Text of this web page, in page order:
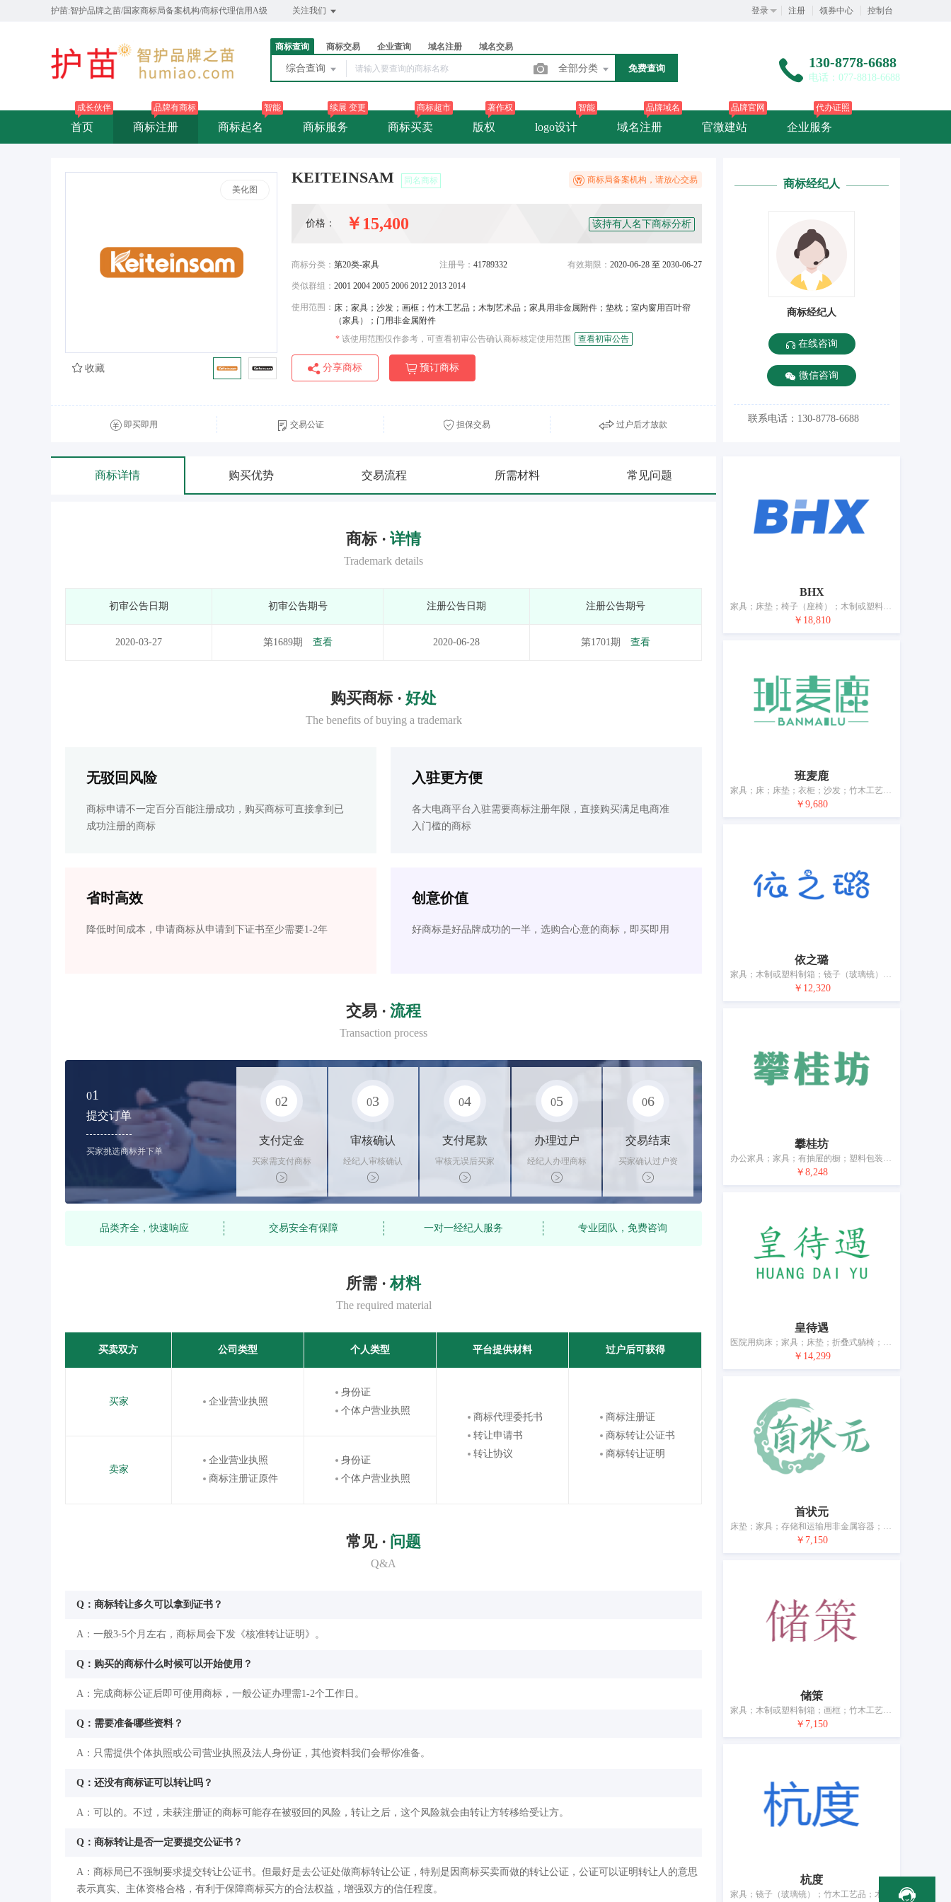
护苗:智护品牌之苗/国家商标局备案机构/商标代理信用A级 关注我们 登录 注册 领券中心 控制台
商标查询 商标交易 企业查询 域名注册 域名交易
综合查询 全部分类 免费查询 130-8778-6688
电话：077-8818-6688
首页
成长伙伴
商标注册
品牌有商标
商标起名
智能
商标服务
续展 变更
商标买卖
商标超市
版权
著作权
logo设计
智能
域名注册
品牌域名
官微建站
品牌官网
企业服务
代办证照
美化图
KEITEINSAM 同名商标 商标局备案机构，请放心交易
价格： ￥15,400 该持有人名下商标分析
商标分类： 第20类-家具 注册号： 41789332 有效期限： 2020-06-28 至 2030-06-27
类似群组： 2001 2004 2005 2006 2012 2013 2014
使用范围： 床；家具；沙发；画框；竹木工艺品；木制艺术品；家具用非金属附件；垫枕；室内窗用百叶帘
（家具）；门用非金属附件
* 该使用范围仅作参考，可查看初审公告确认商标核定使用范围 查看初审公告
分享商标 预订商标
收藏
即买即用 交易公证 担保交易 过户后才放款
商标详情 购买优势 交易流程 所需材料 常见问题
商标 · 详情
Trademark details
初审公告日期 初审公告期号 注册公告日期 注册公告期号
2020-03-27 第1689期 查看 2020-06-28 第1701期 查看
购买商标 · 好处
The benefits of buying a trademark
无驳回风险
商标申请不一定百分百能注册成功，购买商标可直接拿到已
成功注册的商标
入驻更方便
各大电商平台入驻需要商标注册年限，直接购买满足电商准
入门槛的商标
省时高效
降低时间成本，申请商标从申请到下证书至少需要1-2年
创意价值
好商标是好品牌成功的一半，选购合心意的商标，即买即用
交易 · 流程
Transaction process
01
提交订单
买家挑选商标并下单
02
支付定金
买家需支付商标
标价的10%的购
买订金
03
审核确认
经纪人审核确认
商标状态
04
支付尾款
审核无误后买家
支付尾款，卖家
办理相关手续
05
办理过户
经纪人办理商标
转让手续，交付
相关证书
06
交易结束
买家确认过户资
料后，平台解冻
资金支付卖家
品类齐全，快速响应 交易安全有保障 一对一经纪人服务 专业团队，免费咨询
所需 · 材料
The required material
买卖双方 公司类型 个人类型 平台提供材料 过户后可获得
买家 企业营业执照
身份证
个体户营业执照
商标代理委托书
转让申请书
转让协议
商标注册证
商标转让公证书
商标转让证明
卖家
企业营业执照
商标注册证原件
身份证
个体户营业执照
常见 · 问题
Q&A
Q：商标转让多久可以拿到证书？
A：一般3-5个月左右，商标局会下发《核准转让证明》。
Q：购买的商标什么时候可以开始使用？
A：完成商标公证后即可使用商标，一般公证办理需1-2个工作日。
Q：需要准备哪些资料？
A：只需提供个体执照或公司营业执照及法人身份证，其他资料我们会帮你准备。
Q：还没有商标证可以转让吗？
A：可以的。不过，未获注册证的商标可能存在被驳回的风险，转让之后，这个风险就会由转让方转移给受让方。
Q：商标转让是否一定要提交公证书？
A：商标局已不强制要求提交转让公证书。但最好是去公证处做商标转让公证，特别是因商标买卖而做的转让公证，公证可以证明转让人的意思
表示真实、主体资格合格，有利于保障商标买方的合法权益，增强双方的信任程度。
商标经纪人
商标经纪人
在线咨询
微信咨询
联系电话：130-8778-6688
BHX
家具；床垫；椅子（座椅）；木制或塑料制箱；画框；竹木工艺品；木、蜡、石膏或塑料制艺术品；不发光非金属门牌；家养宠物窝；野营用睡垫
￥18,810
班麦鹿
家具；床；床垫；衣柜；沙发；竹木工艺品；树脂工艺品；枕头；软垫；室内窗用遮光帘（家具）
￥9,680
依之璐
家具；木制或塑料制箱；镜子（玻璃镜）；藤；漆器工艺品；展示板；家养宠物窝；家具门；软垫；门用非金属附件
￥12,320
攀桂坊
办公家具；家具；有抽屉的橱；塑料包装容器；竹木工艺品；竹编制品（不包括帽、席、垫）；未加工或半加工角、牙、介制品；家具用非金属附件；垫枕；窗用非金属附件
￥8,248
皇待遇
医院用病床；家具；床垫；折叠式躺椅；按摩用床；沙发；药柜；磁疗枕；野营用睡垫；颈枕
￥14,299
首状元
床垫；家具；存储和运输用非金属容器；镜子（玻璃镜）；竹木工艺品；木、蜡、石膏或塑料制艺术品；展示板；家具用非金属附件；软垫；室内窗用遮光帘（家具）
￥7,150
储策
家具；木制或塑料制箱；画框；竹木工艺品；木、蜡、石膏或塑料制艺术品；树脂工艺品；食品用塑料装饰品；婴儿床栏用防撞条（非床用织品）；枕头
￥7,150
杭度